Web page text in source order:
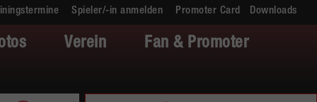
Spieler/-in anmelden Promoter Card Downloads
Verein
Fan & Promoter